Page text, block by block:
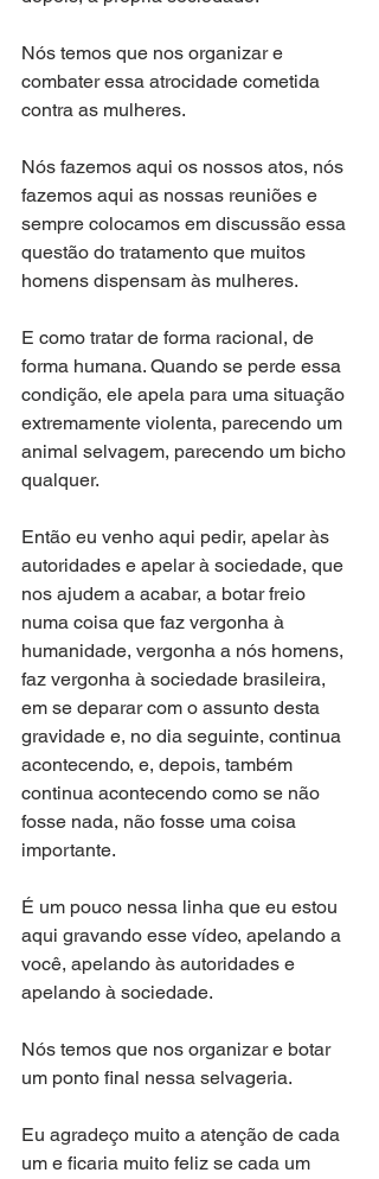
Nós temos que nos organizar e
combater essa atrocidade cometida
contra as mulheres.
Nós fazemos aqui os nossos atos, nós
fazemos aqui as nossas reuniões e
sempre colocamos em discussão essa
questão do tratamento que muitos
homens dispensam às mulheres.
E como tratar de forma racional, de
forma humana. Quando se perde essa
condição, ele apela para uma situação
extremamente violenta, parecendo um
animal selvagem, parecendo um bicho
qualquer.
Então eu venho aqui pedir, apelar às
autoridades e apelar à sociedade, que
nos ajudem a acabar, a botar freio
numa coisa que faz vergonha à
humanidade, vergonha a nós homens,
faz vergonha à sociedade brasileira,
em se deparar com o assunto desta
gravidade e, no dia seguinte, continua
acontecendo, e, depois, também
continua acontecendo como se não
fosse nada, não fosse uma coisa
importante.
É um pouco nessa linha que eu estou
aqui gravando esse vídeo, apelando a
você, apelando às autoridades e
apelando à sociedade.
Nós temos que nos organizar e botar
um ponto final nessa selvageria.
Eu agradeço muito a atenção de cada
um e ficaria muito feliz se cada um